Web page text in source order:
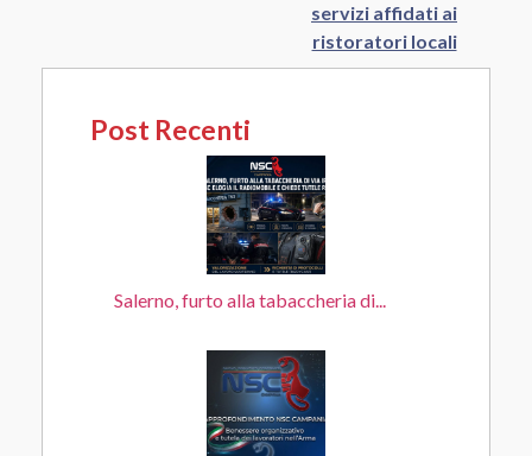
servizi affidati ai
ristoratori locali
Post Recenti
Salerno, furto alla tabaccheria di...